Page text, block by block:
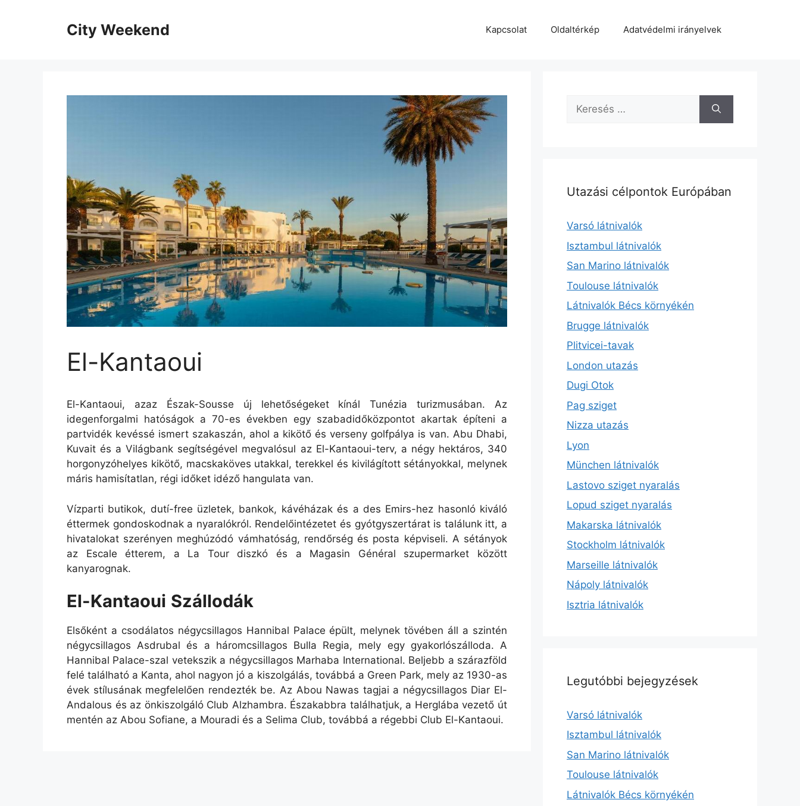
City Weekend Kapcsolat Oldaltérkép Adatvédelmi irányelvek
El-Kantaoui
El-Kantaoui, azaz Észak-Sousse új lehetőségeket kínál Tunézia turizmusában. Az
idegenforgalmi hatóságok a 70-es években egy szabadidőközpontot akartak építeni a
partvidék kevéssé ismert szakaszán, ahol a kikötő és verseny golfpálya is van. Abu Dhabi,
Kuvait és a Világbank segítségével megvalósul az El-Kantaoui-terv, a négy hektáros, 340
horgonyzóhelyes kikötő, macskaköves utakkal, terekkel és kivilágított sétányokkal, melynek
máris hamisítatlan, régi időket idéző hangulata van.
Vízparti butikok, dutí-free üzletek, bankok, kávéházak és a des Emirs-hez hasonló kiváló
éttermek gondoskodnak a nyaralókról. Rendelőintézetet és gyótgyszertárat is találunk itt, a
hivatalokat szerényen meghúzódó vámhatóság, rendőrség és posta képviseli. A sétányok
az Escale étterem, a La Tour diszkó és a Magasin Général szupermarket között
kanyarognak.
El-Kantaoui Szállodák
Elsőként a csodálatos négycsillagos Hannibal Palace épült, melynek tövében áll a szintén
négycsillagos Asdrubal és a háromcsillagos Bulla Regia, mely egy gyakorlószálloda. A
Hannibal Palace-szal vetekszik a négycsillagos Marhaba International. Beljebb a szárazföld
felé található a Kanta, ahol nagyon jó a kiszolgálás, továbbá a Green Park, mely az 1930-as
évek stílusának megfelelően rendezték be. Az Abou Nawas tagjai a négycsillagos Diar El-
Andalous és az önkiszolgáló Club Alzhambra. Északabbra találhatjuk, a Herglába vezető út
mentén az Abou Sofiane, a Mouradi és a Selima Club, továbbá a régebbi Club El-Kantaoui.
Keresés:
Utazási célpontok Európában
Varsó látnivalók
Isztambul látnivalók
San Marino látnivalók
Toulouse látnivalók
Látnivalók Bécs környékén
Brugge látnivalók
Plitvicei-tavak
London utazás
Dugi Otok
Pag sziget
Nizza utazás
Lyon
München látnivalók
Lastovo sziget nyaralás
Lopud sziget nyaralás
Makarska látnivalók
Stockholm látnivalók
Marseille látnivalók
Nápoly látnivalók
Isztria látnivalók
Legutóbbi bejegyzések
Varsó látnivalók
Isztambul látnivalók
San Marino látnivalók
Toulouse látnivalók
Látnivalók Bécs környékén